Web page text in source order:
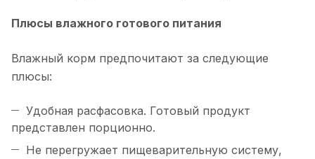
Плюсы влажного готового питания
Влажный корм предпочитают за следующие
плюсы:
Удобная расфасовка. Готовый продукт
представлен порционно.
Не перегружает пищеварительную систему,